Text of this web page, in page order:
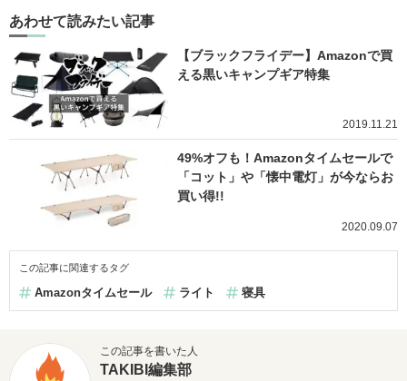
あわせて読みたい記事
【ブラックフライデー】Amazonで買
える黒いキャンプギア特集
2019.11.21
49%オフも！Amazonタイムセールで
「コット」や「懐中電灯」が今ならお
買い得!!
2020.09.07
この記事に関連するタグ
Amazonタイムセール ライト 寝具
この記事を書いた人
TAKIBI編集部